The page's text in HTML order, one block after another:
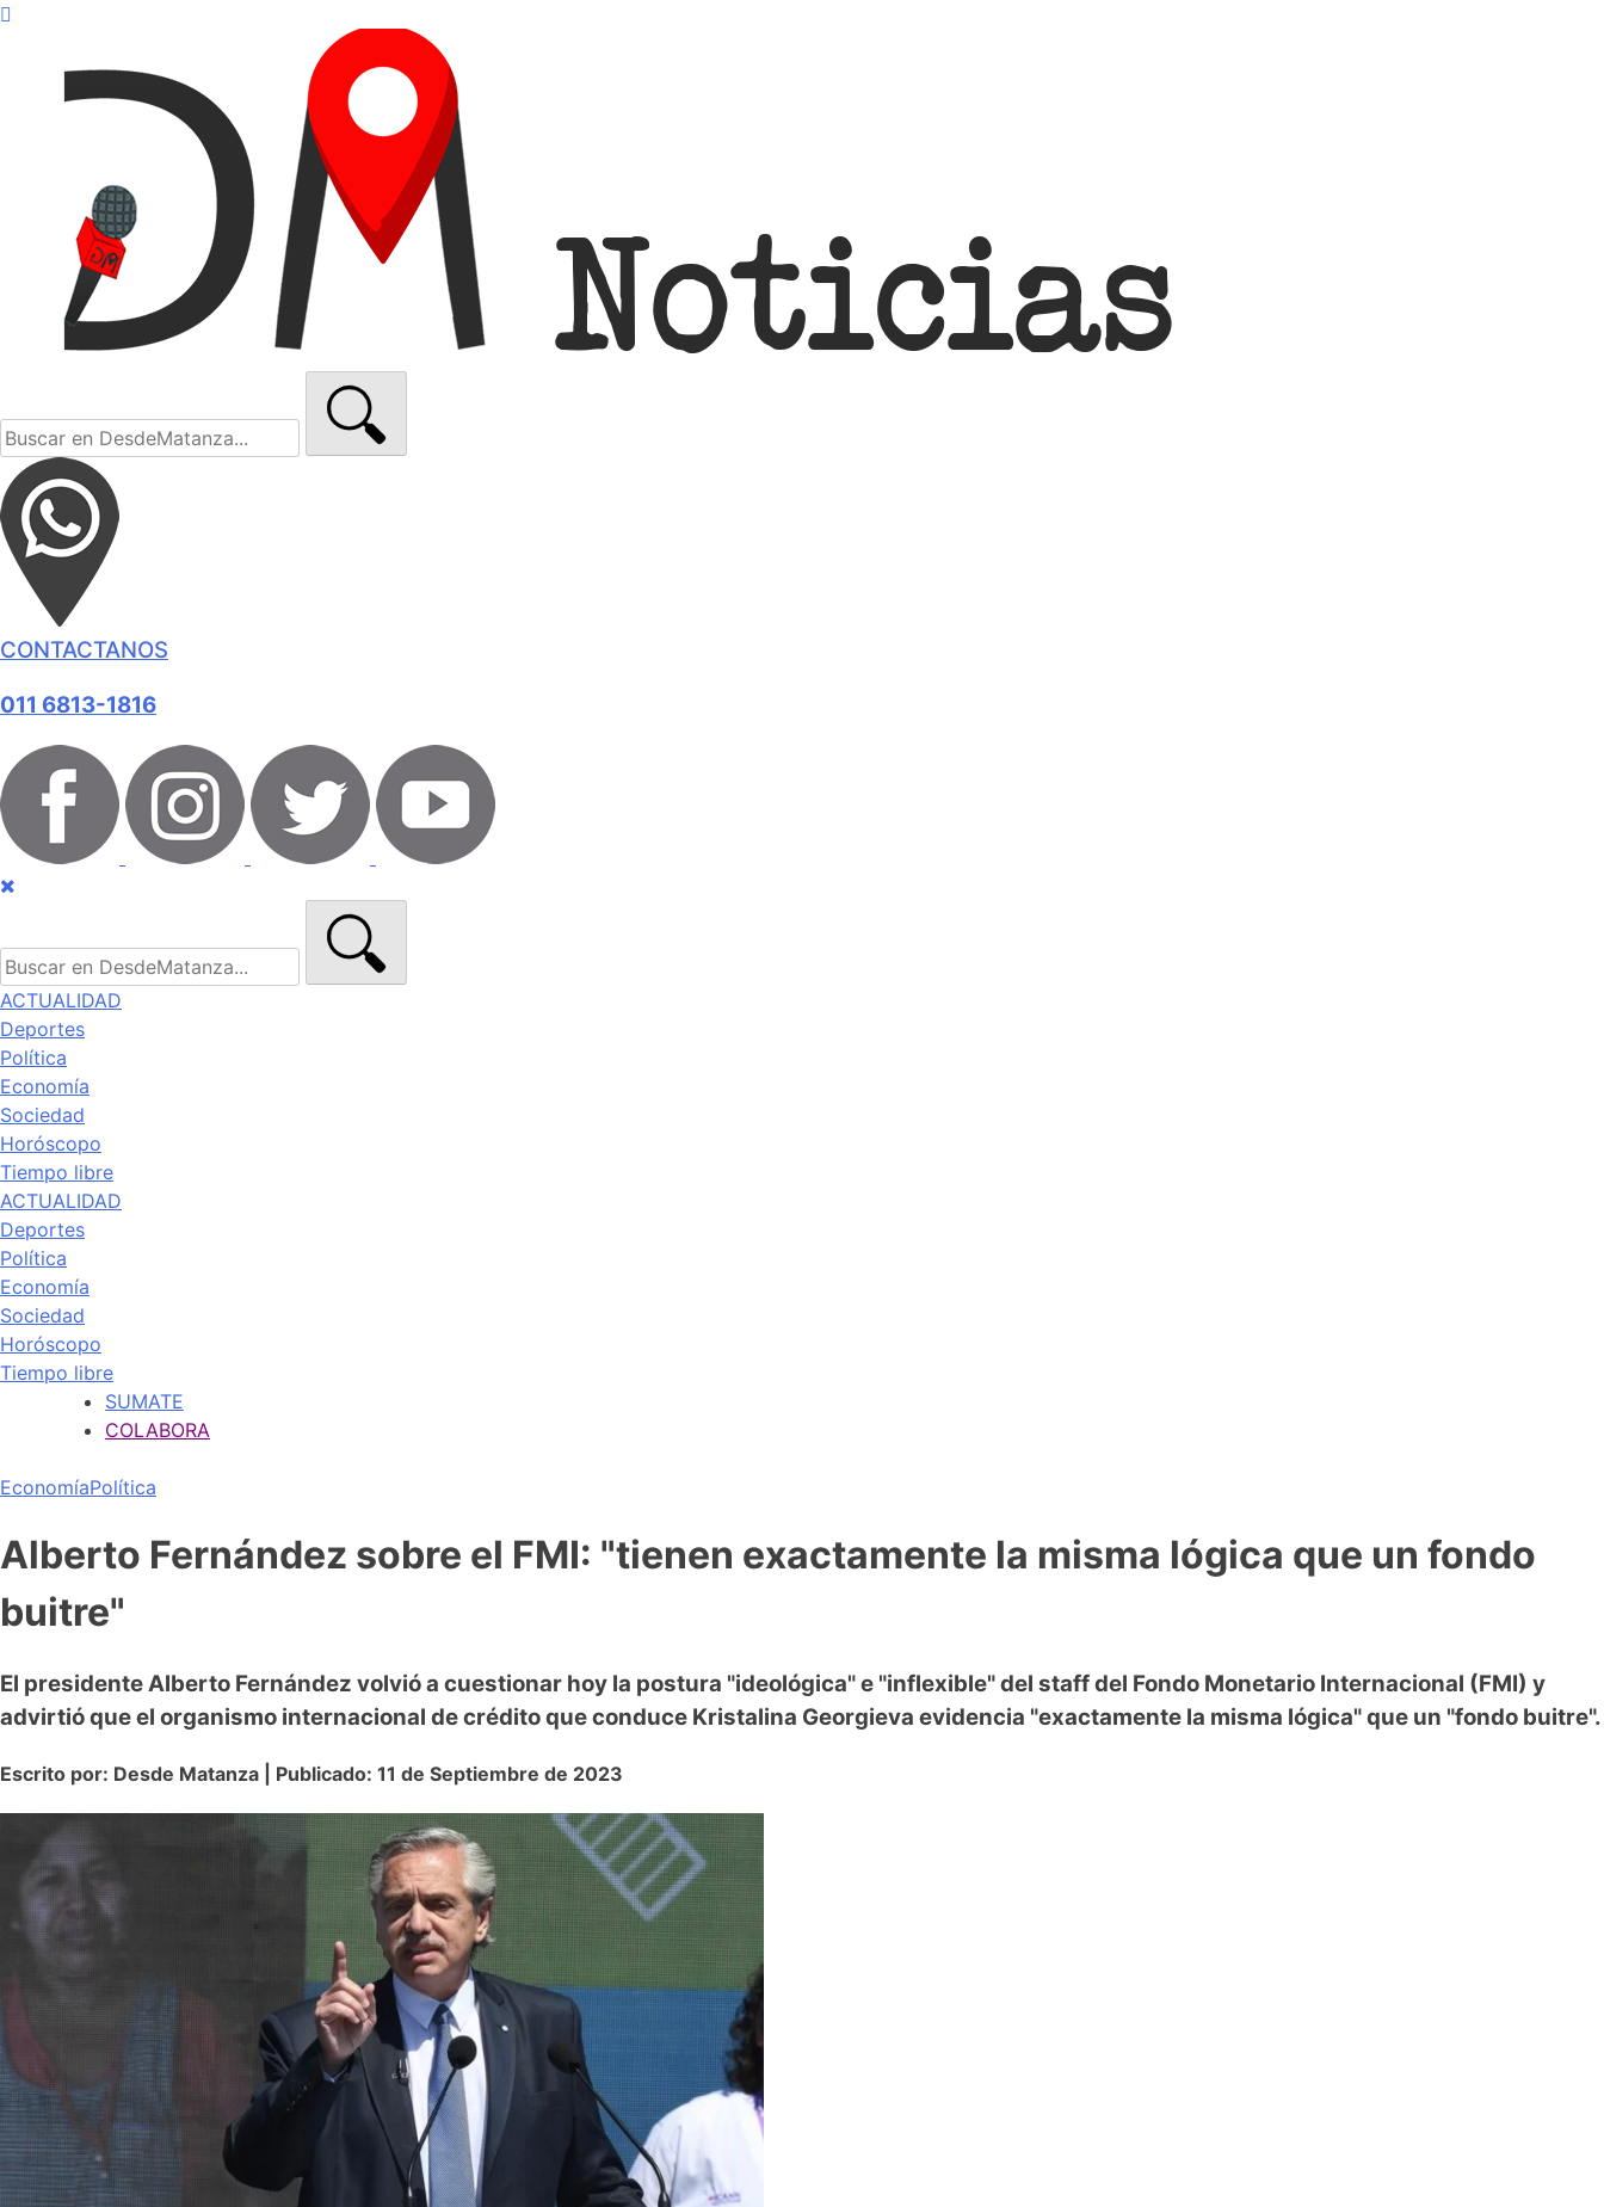
CONTACTANOS
011 6813-1816
ACTUALIDAD
Deportes
Política
Economía
Sociedad
Horóscopo
Tiempo libre
ACTUALIDAD
Deportes
Política
Economía
Sociedad
Horóscopo
Tiempo libre
SUMATE
COLABORA
EconomíaPolítica
Alberto Fernández sobre el FMI: "tienen exactamente la misma lógica que un fondo
buitre"
El presidente Alberto Fernández volvió a cuestionar hoy la postura "ideológica" e "inflexible" del staff del Fondo Monetario Internacional (FMI) y
advirtió que el organismo internacional de crédito que conduce Kristalina Georgieva evidencia "exactamente la misma lógica" que un "fondo buitre".
Escrito por: Desde Matanza | Publicado: 11 de Septiembre de 2023